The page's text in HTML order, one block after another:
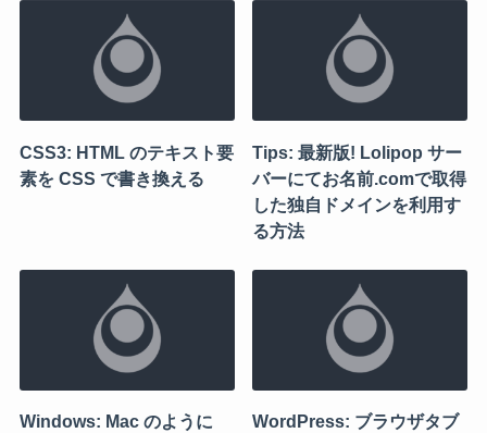
CSS3: HTML のテキスト要
素を CSS で書き換える
Tips: 最新版! Lolipop サー
バーにてお名前.comで取得
した独自ドメインを利用す
る方法
Windows: Mac のように
WordPress: ブラウザタブ